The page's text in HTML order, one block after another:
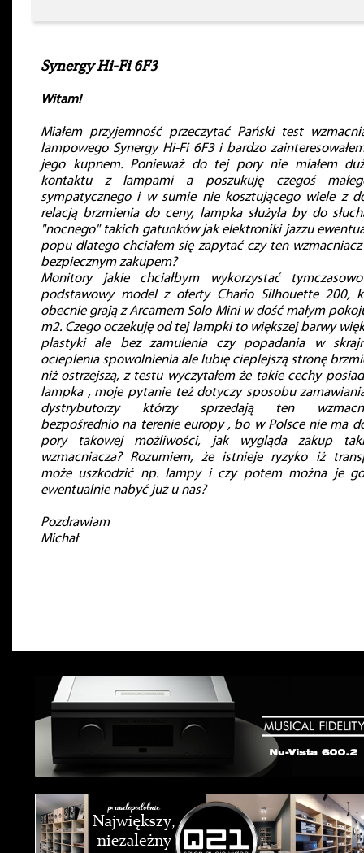
Synergy Hi-Fi 6F3
Witam!
Miałem przyjemność przeczytać Pański test
lampowego Synergy Hi-Fi 6F3 i bardzo
jego kupnem. Ponieważ do tej pory nie miałem
kontaktu z lampami a poszukuję czegoś
sympatycznego i w sumie nie kosztującego wiele z
relacją brzmienia do ceny, lampka służyła by do
"nocnego" takich gatunków jak elektroniki jazzu
popu dlatego chciałem się zapytać czy ten
bezpiecznym zakupem?
Monitory jakie chciałbym wykorzystać
podstawowy model z oferty Chario Silhouette 200,
obecnie grają z Arcamem Solo Mini w dość małym
m2. Czego oczekuję od tej lampki to większej barwy
plastyki ale bez zamulenia czy popadania w
ocieplenia spowolnienia ale lubię cieplejszą stronę
niż ostrzejszą, z testu wyczytałem że takie cechy
lampka , moje pytanie też dotyczy sposobu
dystrybutorzy którzy sprzedają ten
bezpośrednio na terenie europy , bo w Polsce nie ma
pory takowej możliwości, jak wygląda zakup
wzmacniacza? Rozumiem, że istnieje ryzyko iż
może uszkodzić np. lampy i czy potem można je
ewentualnie nabyć już u nas?
Pozdrawiam
Michał